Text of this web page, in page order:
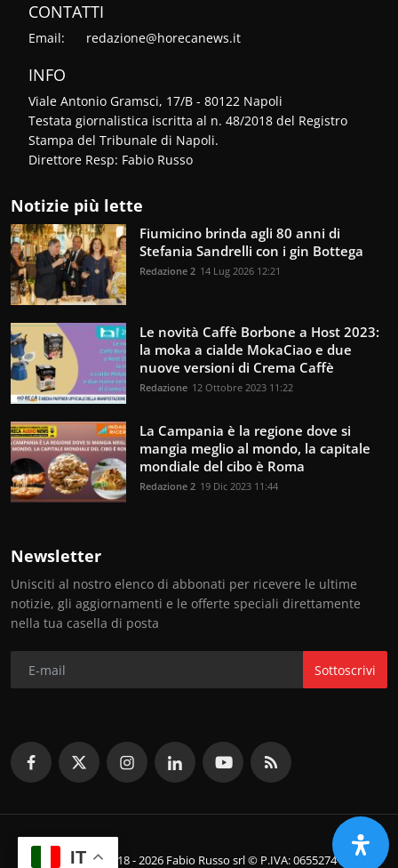
CONTATTI
Email: redazione@horecanews.it
INFO
Viale Antonio Gramsci, 17/B - 80122 Napoli
Testata giornalistica iscritta al n. 48/2018 del Registro
Stampa del Tribunale di Napoli.
Direttore Resp: Fabio Russo
Notizie più lette
Fiumicino brinda agli 80 anni di
Stefania Sandrelli con i gin Bottega
Redazione 2 14 Lug 2026 12:21
Le novità Caffè Borbone a Host 2023:
la moka a cialde MokaCiao e due
nuove versioni di Crema Caffè
Redazione 12 Ottobre 2023 11:22
La Campania è la regione dove si
mangia meglio al mondo, la capitale
mondiale del cibo è Roma
Redazione 2 19 Dic 2023 11:44
Newsletter
Unisciti al nostro elenco di abbonati per ricevere le ultime
notizie, gli aggiornamenti e le offerte speciali direttamente
nella tua casella di posta
Sottoscrivi
© Copyright 2018 - 2026 Fabio Russo srl © P.IVA: 06552741214
IT